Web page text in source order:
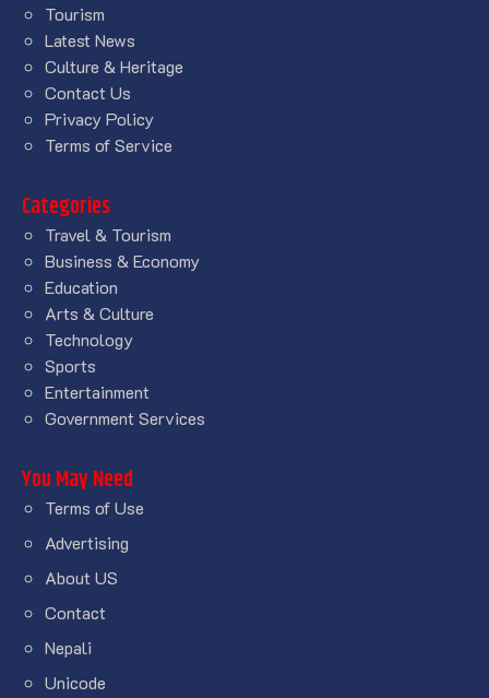
Tourism
Latest News
Culture & Heritage
Contact Us
Privacy Policy
Terms of Service
Categories
Travel & Tourism
Business & Economy
Education
Arts & Culture
Technology
Sports
Entertainment
Government Services
You May Need
Terms of Use
Advertising
About US
Contact
Nepali
Unicode